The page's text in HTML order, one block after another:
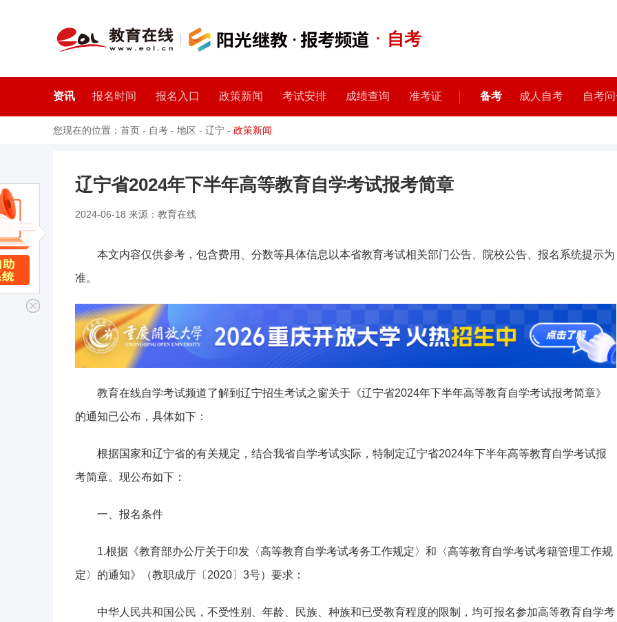
· 自考
资讯 报名时间 报名入口 政策新闻 考试安排 成绩查询 准考证 备考 成人自考 自考
您现在的位置： 首页 - 自考 - 地区 - 辽宁 - 政策新闻
辽宁省2024年下半年高等教育自学考试报考简章
2024-06-18 来源：教育在线
本文内容仅供参考，包含费用、分数等具体信息以本省教育考试相关部门公告、院校公告、报名系统提示为
准。
教育在线自学考试频道了解到辽宁招生考试之窗关于《辽宁省2024年下半年高等教育自学考试报考简章》
的通知已公布，具体如下：
根据国家和辽宁省的有关规定，结合我省自学考试实际，特制定辽宁省2024年下半年高等教育自学考试报
考简章。现公布如下：
一、报名条件
1.根据《教育部办公厅关于印发〈高等教育自学考试考务工作规定〉和〈高等教育自学考试考籍管理工作规
定〉的通知》（教职成厅〔2020〕3号）要求：
中华人民共和国公民，不受性别、年龄、民族、种族和已受教育程度的限制，均可报名参加高等教育自学考